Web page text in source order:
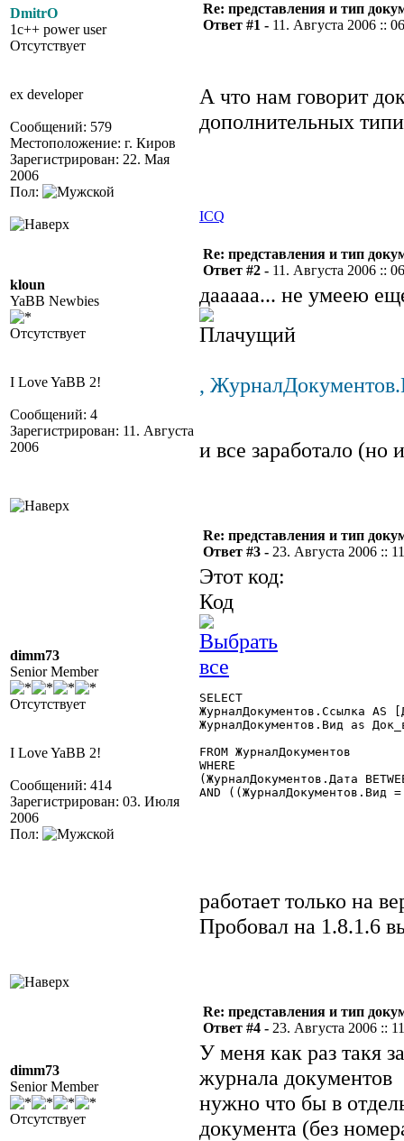
DmitrO
1c++ power user
Отсутствует
ex developer
Сообщений: 579
Местоположение: г. Киров
Зарегистрирован: 22. Мая
2006
Пол:
Re: представления и тип
Ответ #1 - 11. Августа 2006 ::
А что нам говорит
дополнительных
ICQ
kloun
YaBB Newbies
Отсутствует
I Love YaBB 2!
Сообщений: 4
Зарегистрирован: 11. Августа
2006
Re: представления и тип
Ответ #2 - 11. Августа 2006 ::
дааааа... не умеею
,
и все заработало (но
dimm73
Senior Member
Отсутствует
I Love YaBB 2!
Сообщений: 414
Зарегистрирован: 03. Июля
2006
Пол:
Re: представления и тип
Ответ #3 - 23. Августа 2006 ::
Этот код:
Код
SELECT
ЖурналДокументов.Ссылка AS
ЖурналДокументов.Вид as
FROM ЖурналДокументов
WHERE
(ЖурналДокументов.Дата
AND ((ЖурналДокументов.Вид
работает только на
Пробовал на 1.8.1.6
dimm73
Senior Member
Отсутствует
Re: представления и тип
Ответ #4 - 23. Августа 2006 ::
У меня как раз такя
журнала документов
нужно что бы в
документа (без